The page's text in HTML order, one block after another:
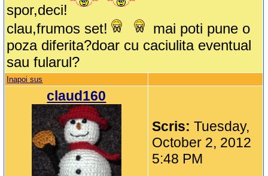
spor,deci!
clau,frumos set!
mai poti pune o
poza diferita?doar cu caciulita eventual
sau fularul?
Inapoi sus
claud160
Scris:Tuesday,
October 2, 2012
5:48 PM